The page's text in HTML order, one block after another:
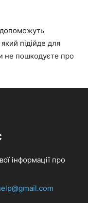
допоможуть
підійде для
не пошкодуєте про
інформації про